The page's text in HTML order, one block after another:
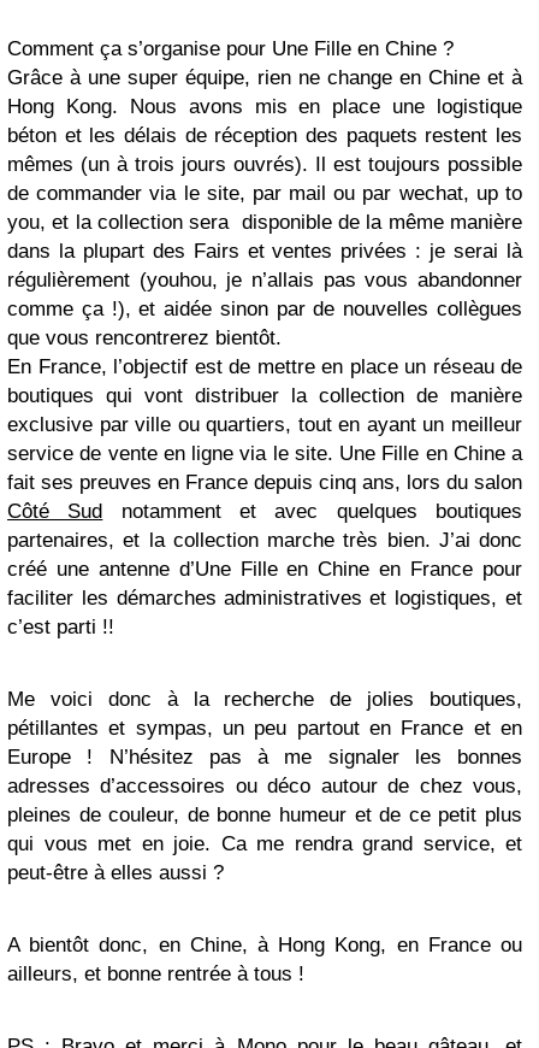
Comment ça s’organise pour Une Fille en Chine ?
Grâce à une super équipe, rien ne change en Chine et à
Hong Kong. Nous avons mis en place une logistique
béton et les délais de réception des paquets restent les
mêmes (un à trois jours ouvrés). Il est toujours possible
de commander via le site, par mail ou par wechat, up to
you, et la collection sera disponible de la même manière
dans la plupart des Fairs et ventes privées : je serai là
régulièrement (youhou, je n’allais pas vous abandonner
comme ça !), et aidée sinon par de nouvelles collègues
que vous rencontrerez bientôt.
En France, l’objectif est de mettre en place un réseau de
boutiques qui vont distribuer la collection de manière
exclusive par ville ou quartiers, tout en ayant un meilleur
service de vente en ligne via le site. Une Fille en Chine a
fait ses preuves en France depuis cinq ans, lors du salon
Côté Sud
notamment et avec quelques boutiques
partenaires, et la collection marche très bien. J’ai donc
créé une antenne d’Une Fille en Chine en France pour
faciliter les démarches administratives et logistiques, et
c’est parti !!
Me voici donc à la recherche de jolies boutiques,
pétillantes et sympas, un peu partout en France et en
Europe ! N’hésitez pas à me signaler les bonnes
adresses d’accessoires ou déco autour de chez vous,
pleines de couleur, de bonne humeur et de ce petit plus
qui vous met en joie. Ca me rendra grand service, et
peut-être à elles aussi ?
A bientôt donc, en Chine, à Hong Kong, en France ou
ailleurs, et bonne rentrée à tous !